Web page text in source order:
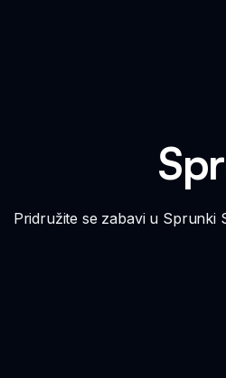
Pridružite se zabavi u Sprunki